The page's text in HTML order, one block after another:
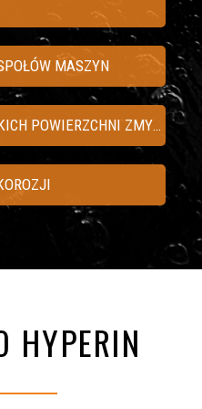
MASZYN
BEZPIECZNE DLA WSZELKICH POWIERZCHNI ZMYWALNYCH
HYPERIN